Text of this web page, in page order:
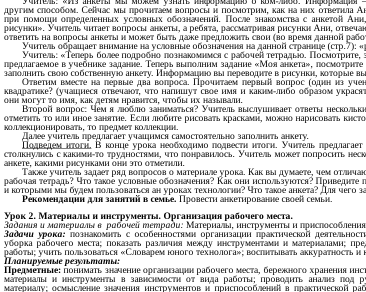
другим способом. Сейчас мы прочитаем вопросы и посмотрим, как на них ответила
при помощи определенных условных обозначений. После знакомства с анкетой
рисунки». Учитель читает вопросы анкеты, а ребята, рассматривая рисунки Ани,
ответить на вопросы анкеты и может быть даже предложить свои (во время данной
Учитель обращает внимание на условные обозначения на данной странице (стр.7):
Учитель: «Теперь более подробно познакомимся с рабочей тетрадью.
предлагаемое в учебнике задание. Теперь выполним задание «Моя анкета»,
заполнить свою собственную анкету. Информацию вы переводите в рисунки, которые
Ответим вместе на первые два вопроса. Прочитаем первый вопрос (один из
квадратике? (учащиеся отвечают, что напишут свое имя и каким-либо образом
они могут то имя, как детям нравится, чтобы их называли.
Второй вопрос: Чем я люблю заниматься? Учитель выслушивает ответы
отметить то или иное занятие. Если любите рисовать красками, можно нарисовать
коллекционировать, то предмет коллекции.
Далее учитель предлагает учащимся самостоятельно заполнить анкету.
Подведем итоги. В конце урока необходимо подвести итоги. Учитель
столкнулись с какими-то трудностями, что понравилось. Учитель может попросить
анкете, какими рисунками они это отметили.
Также учитель задает ряд вопросов о материале урока. Как вы думаете, чем
рабочая тетрадь? Что такое условные обозначения? Как они используются?
и которыми мы будем пользоваться ан уроках технологии? Что такое анкета? Для чего
Рекомендации для занятий в семье. Провести анкетирование своей семьи.
Урок 2. Материалы и инструменты. Организация рабочего места.
Задания и материалы в рабочей тетради: Материалы, инструменты и
Задачи урока: познакомить с особенностями организации практической
уборка рабочего места; показать различия между инструментами и материалами;
работы; учить пользоваться «Словарем юного технолога»; воспитывать аккуратность и
Планируемые результаты:
Предметные:понимать значение организации рабочего места, бережного хранения
материалы и инструменты в зависимости от вида работы; проводить анализ под
материалу; осмысление значения инструментов и приспособлений в практической